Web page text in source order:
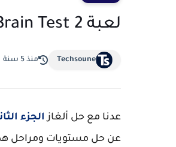
لعبة Brain Test 2 حل جميع مراحل العميل أدهم صبري
Techsoune منذ 5 سنة
عدنا مع حل ألغاز الجزء
عن حل مستويات ومراحل